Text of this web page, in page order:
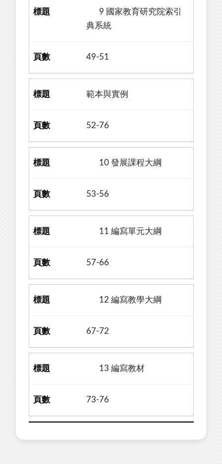
9 國家教育研究院索引
典系統
49-51
範本與實例
52-76
10 發展課程大綱
53-56
11 編寫單元大綱
57-66
12 編寫教學大綱
67-72
13 編寫教材
73-76